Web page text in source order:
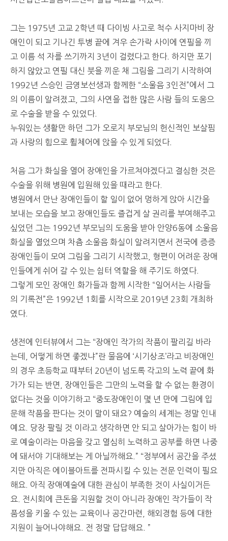
그는 1975년 고교 2학년 때 다이빙 사고로 척수 사지마비 장
애인이 되고 기나긴 투병 끝에 겨우 손가락 사이에 연필을 끼
고 이름 석 자를 쓰기까지 3년이 걸렸다고 한다. 하지만 포기
하지 않았고 연필 대신 붓을 끼운 채 그림을 그리기 시작하여
1992년 스승인 금영보선생과 함께한 “소울음 3인전”에서 그
의 이름이 알려졌고, 그의 사연을 접한 많은 사람 들의 도움으
로 수술을 받을 수 있었다.
누워있는 생활만 하던 그가 오로지 부모님의 헌신적인 보살핌
과 사랑의 힘으로 휠체어에 앉을 수 있게 되었다.
처음 그가 화실을 열어 장애인을 가르쳐야겠다고 결심한 것은
수술을 위해 병원에 입원해 있을 때라고 한다.
병원에서 만난 장애인들이 할 일이 없어 멍하게 앉아 시간을
보내는 모습을 보고 장애인들도 즐겁게 살 권리를 부여해주고
싶었던 그는 1992년 부모님의 도움을 받아 안양6동에 소울음
화실을 열었으며 차츰 소울음 화실이 알려지면서 전국에 증증
장애인들이 모여 그림을 그리기 시작했고, 형편이 어려운 장애
인들에게 쉬어 갈 수 있는 쉼터 역할을 해 주기도 하였다.
그렇게 모인 장애인 화가들과 함께 시작한 “일어서는 사람들
의 기록전”은 1992년 1회를 시작으로 2019년 23회 개최하
였다.
생전에 인터뷰에서 그는 “장애인 작가의 작품이 팔리길 바라
는데, 어떻게 하면 좋겠냐”란 물음에 ‘시기상조’라고 비장애인
의 경우 초등학교 때부터 20년이 넘도록 각고의 노력 끝에 화
가가 되는 반면, 장애인들은 그만의 노력을 할 수 없는 환경이
없다는 것을 이야기하고 “중도장애인이 몇 년 만에 그림에 입
문해 작품을 판다는 것이 말이 돼요? 예술의 세계는 정말 인내
예요. 당장 팔릴 것 이라고 생각하면 안 되고 살아가는 힘이 바
로 예술이라는 마음을 갖고 열심히 노력하고 공부를 하면 나중
에 돼서야 기대해보는 게 아닐까해요.” “정부에서 공간을 주셨
지만 아직은 에이블아트를 전파시킬 수 있는 전문 인력이 필요
해요. 아직 장애예술에 대한 관심이 부족한 것이 사실이거든
요. 전시회에 큰돈을 지원할 것이 아니라 장애인 작가들이 작
품성을 키울 수 있는 교육이나 공간마련, 해외경험 등에 대한
지원이 늘어나야해요. 전 정말 답답해요. ”